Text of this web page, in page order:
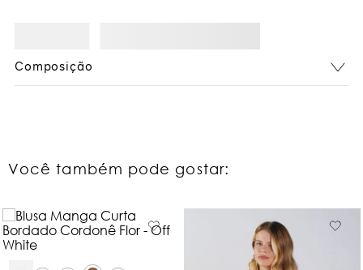
Composição
Você também pode gostar: